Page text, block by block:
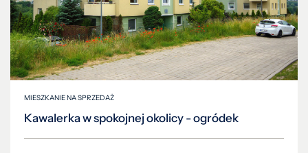
MIESZKANIE NA SPRZEDAŻ
Kawalerka w spokojnej okolicy - ogródek